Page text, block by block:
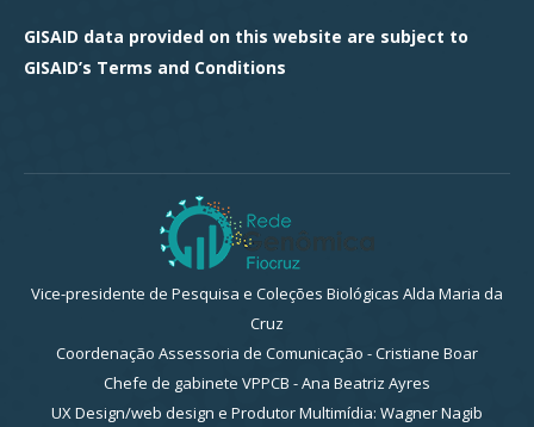
GISAID data provided on this website are subject to
GISAID’s Terms and Conditions
Vice-presidente de Pesquisa e Coleções Biológicas Alda Maria da
Cruz
Coordenação Assessoria de Comunicação - Cristiane Boar
Chefe de gabinete VPPCB - Ana Beatriz Ayres
UX Design/web design e Produtor Multimídia: Wagner Nagib